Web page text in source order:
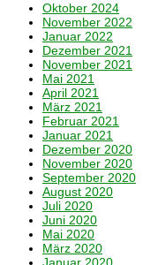
Oktober 2024
November 2022
Januar 2022
Dezember 2021
November 2021
Mai 2021
April 2021
März 2021
Februar 2021
Januar 2021
Dezember 2020
November 2020
September 2020
August 2020
Juli 2020
Juni 2020
Mai 2020
März 2020